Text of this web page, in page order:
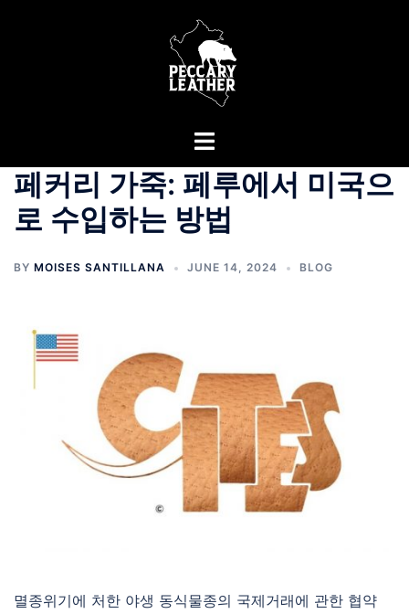
Toggle
페커리 가죽: 페루에서 미국으
로 수입하는 방법
BY MOISES SANTILLANA JUNE 14, 2024 BLOG
멸종위기에 처한 야생 동식물종의 국제거래에 관한 협약